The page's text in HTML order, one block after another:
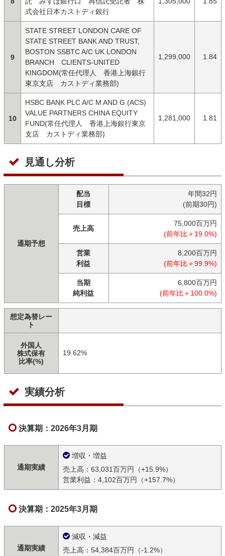
式会社日本カストディ銀行
9
STATE STREET LONDON CARE OF
STATE STREET BANK AND TRUST,
BOSTON SSBTC A/C UK LONDON
BRANCH CLIENTS-UNITED
KINGDOM(常任代理人 香港上海銀行
東京支店 カストディ業務部)
1,299,000 1.84
10
HSBC BANK PLC A/C M AND G (ACS)
VALUE PARTNERS CHINA EQUITY
FUND(常任代理人 香港上海銀行東京
支店 カストディ業務部)
1,281,000 1.81
見通し分析
通期予想
配当
目標
年間32円
(前期30円)
売上高
75,000百万円
(前年比＋19.0%)
営業
利益
8,200百万円
(前年比＋99.9%)
当期
純利益
6,800百万円
(前年比＋100.0%)
想定為替レー
ト
外国人
株式保有
比率(%)
19.62%
実績分析
決算期：2026年3月期
通期実績
増収・増益
売上高：63,031百万円（+15.9%）
営業利益：4,102百万円（+157.7%）
決算期：2025年3月期
通期実績
減収・減益
売上高：54,384百万円（-1.2%）